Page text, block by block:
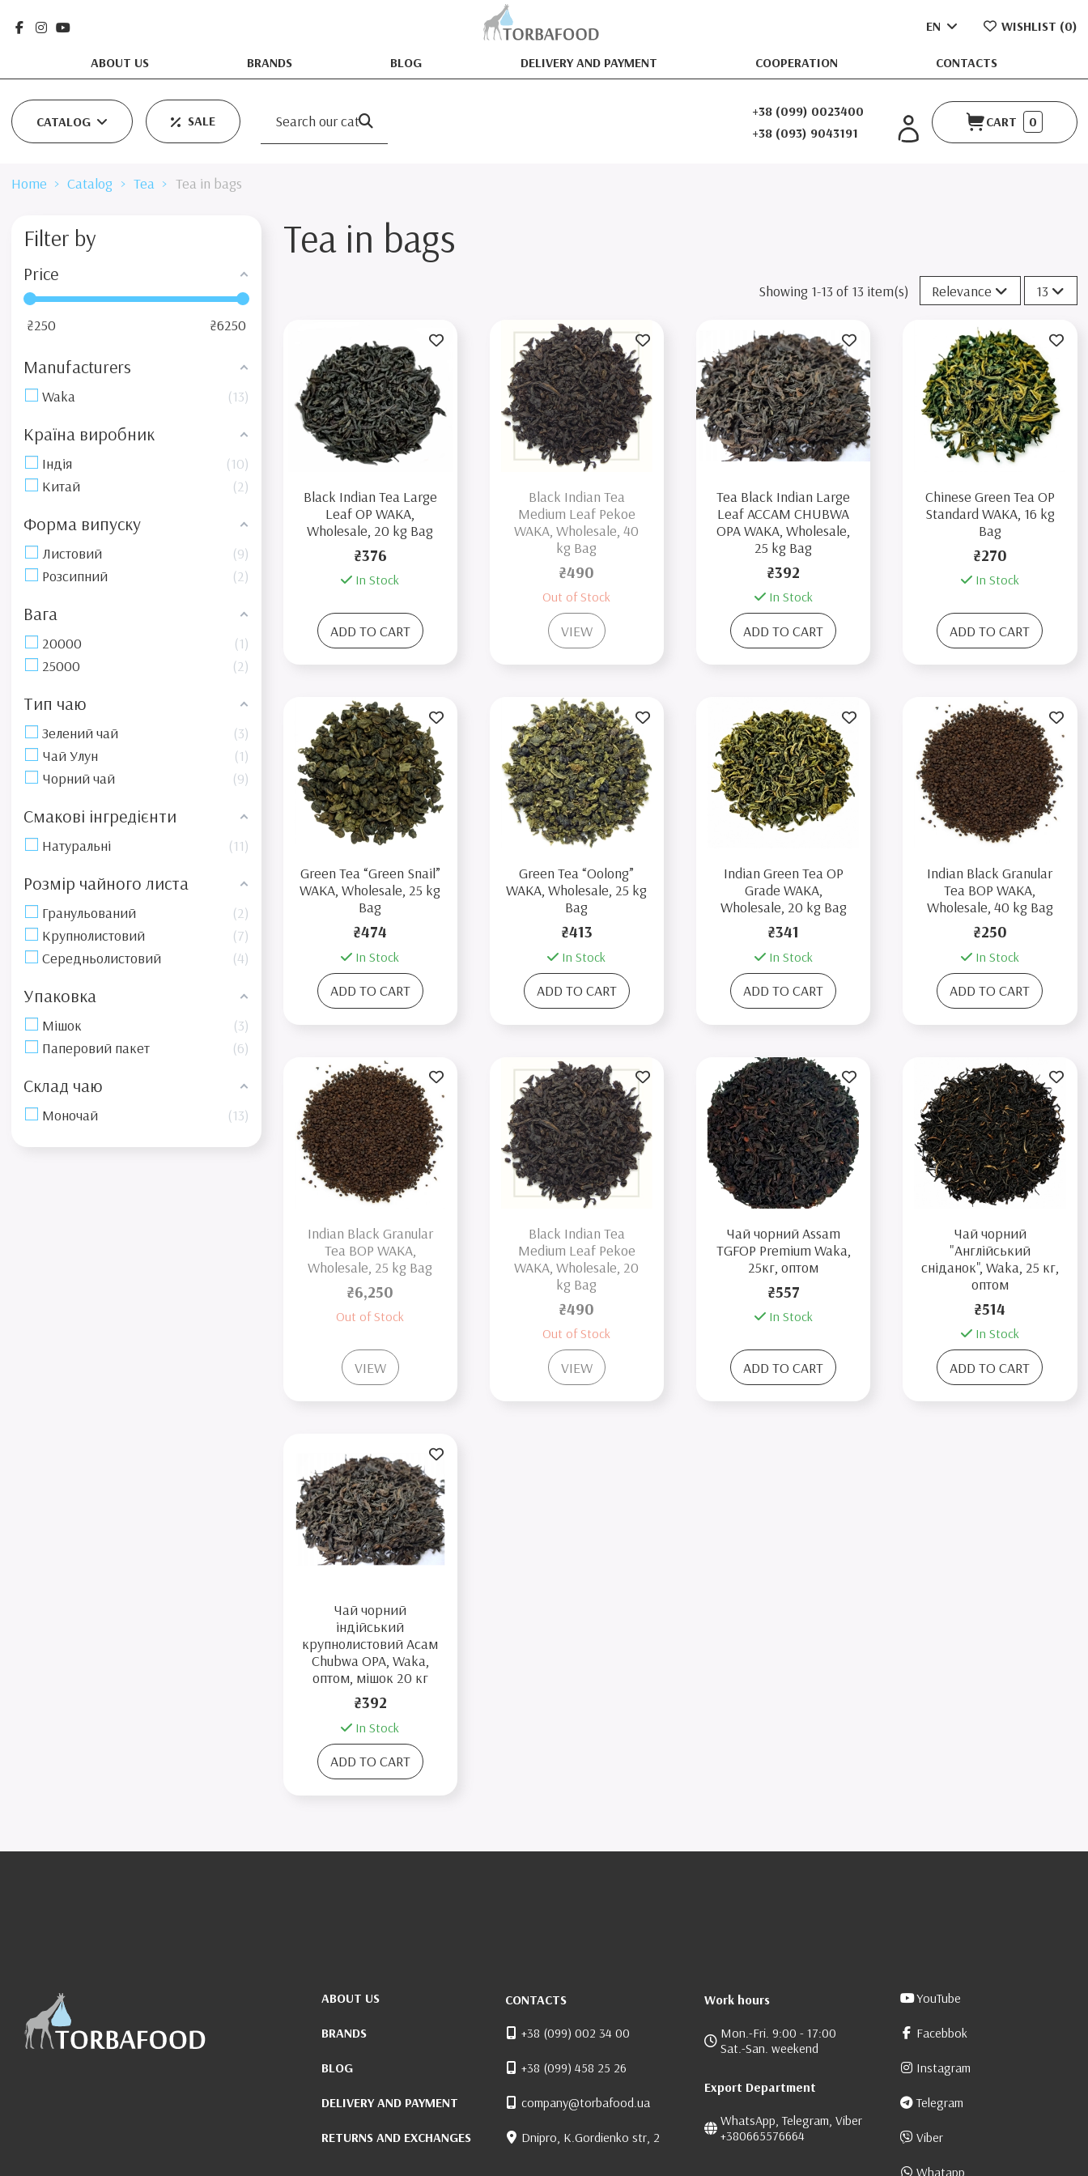
ABOUT US BRANDS BLOG DELIVERY AND PAYMENT COOPERATION CONTACTS
EN WISHLIST (0)
CATALOG SALE
+38 (099) 0023400
+38 (093) 9043191
CART 0
Home Catalog Tea Tea in bags
Tea in bags
Showing 1-13 of 13 item(s) Relevance 13
Black Indian Tea Large
Leaf OP WAKA,
Wholesale, 20 kg Bag
₴376
In Stock
ADD TO CART
Black Indian Tea
Medium Leaf Pekoe
WAKA, Wholesale, 40
kg Bag
₴490
Out of Stock
VIEW
Tea Black Indian Large
Leaf ACCAM CHUBWA
OPA WAKA, Wholesale,
25 kg Bag
₴392
In Stock
ADD TO CART
Chinese Green Tea OP
Standard WAKA, 16 kg
Bag
₴270
In Stock
ADD TO CART
Green Tea “Green Snail”
WAKA, Wholesale, 25 kg
Bag
₴474
In Stock
ADD TO CART
Green Tea “Oolong”
WAKA, Wholesale, 25 kg
Bag
₴413
In Stock
ADD TO CART
Indian Green Tea OP
Grade WAKA,
Wholesale, 20 kg Bag
₴341
In Stock
ADD TO CART
Indian Black Granular
Tea BOP WAKA,
Wholesale, 40 kg Bag
₴250
In Stock
ADD TO CART
Indian Black Granular
Tea BOP WAKA,
Wholesale, 25 kg Bag
₴6,250
Out of Stock
VIEW
Black Indian Tea
Medium Leaf Pekoe
WAKA, Wholesale, 20
kg Bag
₴490
Out of Stock
VIEW
Чай чорний Assam
TGFOP Premium Waka,
25кг, оптом
₴557
In Stock
ADD TO CART
Чай чорний
"Англійський
сніданок", Waka, 25 кг,
оптом
₴514
In Stock
ADD TO CART
Чай чорний
індійський
крупнолистовий Aсам
Chubwa OPA, Waka,
оптом, мішок 20 кг
₴392
In Stock
ADD TO CART
Filter by
Price
₴250 ₴6250
Manufacturers
Waka 13
Країна виробник
Індія
10
Китай
2
Форма випуску
Листовий
9
Розсипний
2
Вага
20000
1
25000
2
Тип чаю
Зелений чай
3
Чай Улун
1
Чорний чай
9
Смакові інгредієнти
Натуральні 11
Розмір чайного листа
Гранульований
2
Крупнолистовий
7
Середньолистовий
4
Упаковка
Мішок
3
Паперовий пакет
6
Склад чаю
Моночай 13
ABOUT US
BRANDS
BLOG
DELIVERY AND PAYMENT
RETURNS AND EXCHANGES
CONTACTS
+38 (099) 002 34 00
+38 (099) 458 25 26
company@torbafood.ua
Dnipro, K.Gordienko str, 2
Work hours
Mon.-Fri. 9:00 - 17:00
Sat.-San. weekend
Export Department
WhatsApp, Telegram, Viber
+380665576664
YouTube
Facebbok
Instagram
Telegram
Viber
Whatapp